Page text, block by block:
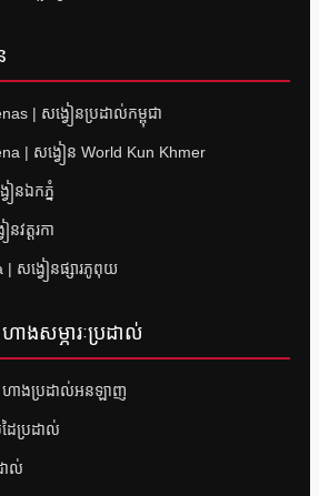
| សង្វៀនប្រដាល់កម្ពុជា
| សង្វៀន World Kun Khmer
នឯកភ្នំ
វត្តរកា
| សង្វៀនផ្សារភូពុយ
ងសម្ភារៈប្រដាល់
ហាងប្រដាល់អនឡាញ
ៃប្រដាល់
ាល់